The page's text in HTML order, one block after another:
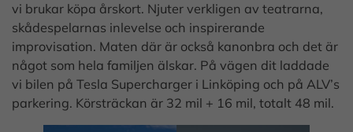
vi brukar köpa årskort. Njuter verkligen av teatrarna,
skådespelarnas inlevelse och inspirerande
improvisation. Maten där är också kanonbra och det är
något som hela familjen älskar. På vägen dit laddade
vi bilen på Tesla Supercharger i Linköping och på ALV’s
parkering. Körsträckan är 32 mil + 16 mil, totalt 48 mil.